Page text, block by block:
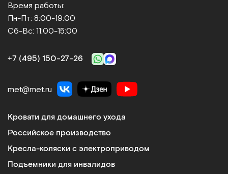
Время работы:
Пн-Пт: 8:00-19:00
Сб-Вс: 11:00-15:00
+7 (495) 150‑27‑26
met@met.ru
Кровати для домашнего ухода
Российское производство
Кресла-коляски с электроприводом
Подъемники для инвалидов